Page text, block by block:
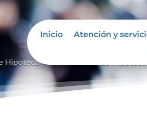
Inicio Atención y
Hipoteca 9